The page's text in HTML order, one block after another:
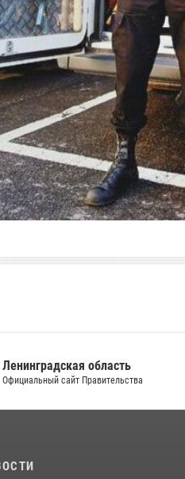
Ленинградская область
Официальный сайт Правительства